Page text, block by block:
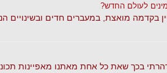
לעולם החדש?
בקדמה מואצת, במעברים חדים ובשינויים
בכך שאת כל אחת מאתנו מאפיינות